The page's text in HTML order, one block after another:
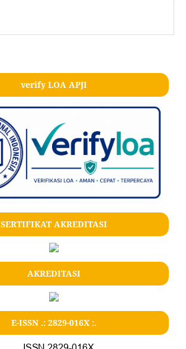
verify LOA APJI
SERTIFIKAT AKREDITASI
AKREDITASI
E-ISSN .: 2829-016X :.